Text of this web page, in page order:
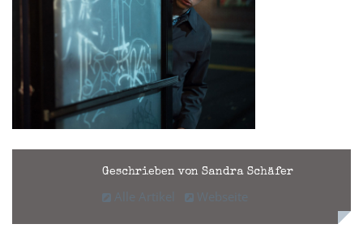
Geschrieben von Sandra Schäfer
Alle Artikel Webseite